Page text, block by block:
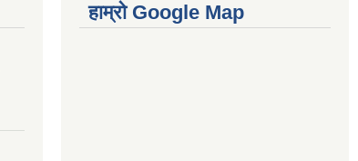
हाम्रो Google Map